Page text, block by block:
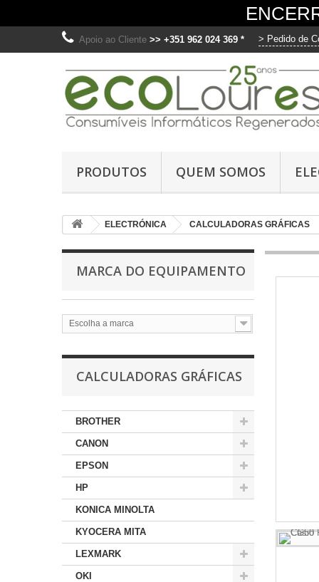
Apoio ao Cliente >> +351 962 024 369 * > Pedido de
PRODUTOS QUEM SOMOS
ELECTRÓNICA CALCULADORAS GRÁFICAS
MARCA DO EQUIPAMENTO
Escolha a marca
CALCULADORAS GRÁFICAS
BROTHER
CANON
EPSON
HP
KONICA MINOLTA
KYOCERA MITA
LEXMARK
OKI